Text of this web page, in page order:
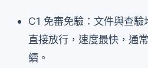
C1 免審免驗：文件與查
直接放行，速度最快，通
續。